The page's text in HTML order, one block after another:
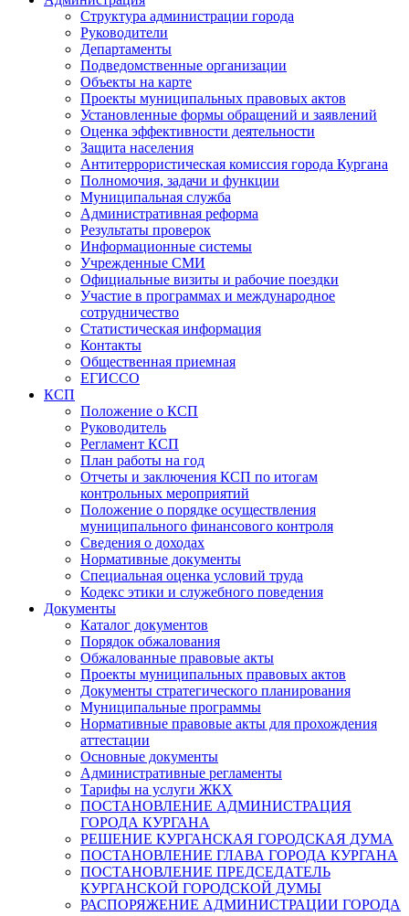
Структура администрации города
Руководители
Департаменты
Подведомственные организации
Объекты на карте
Проекты муниципальных правовых актов
Установленные формы обращений и заявлений
Оценка эффективности деятельности
Защита населения
Антитеррористическая комиссия города Кургана
Полномочия, задачи и функции
Муниципальная служба
Административная реформа
Результаты проверок
Информационные системы
Учрежденные СМИ
Официальные визиты и рабочие поездки
Участие в программах и международное
сотрудничество
Статистическая информация
Контакты
Общественная приемная
ЕГИССО
КСП
Положение о КСП
Руководитель
Регламент КСП
План работы на год
Отчеты и заключения КСП по итогам
контрольных мероприятий
Положение о порядке осуществления
муниципального финансового контроля
Сведения о доходах
Нормативные документы
Специальная оценка условий труда
Кодекс этики и служебного поведения
Документы
Каталог документов
Порядок обжалования
Обжалованные правовые акты
Проекты муниципальных правовых актов
Документы стратегического планирования
Муниципальные программы
Нормативные правовые акты для прохождения
аттестации
Основные документы
Административные регламенты
Тарифы на услуги ЖКХ
ПОСТАНОВЛЕНИЕ АДМИНИСТРАЦИЯ
ГОРОДА КУРГАНА
РЕШЕНИЕ КУРГАНСКАЯ ГОРОДСКАЯ ДУМА
ПОСТАНОВЛЕНИЕ ГЛАВА ГОРОДА КУРГАНА
ПОСТАНОВЛЕНИЕ ПРЕДСЕДАТЕЛЬ
КУРГАНСКОЙ ГОРОДСКОЙ ДУМЫ
РАСПОРЯЖЕНИЕ АДМИНИСТРАЦИИ ГОРОДА